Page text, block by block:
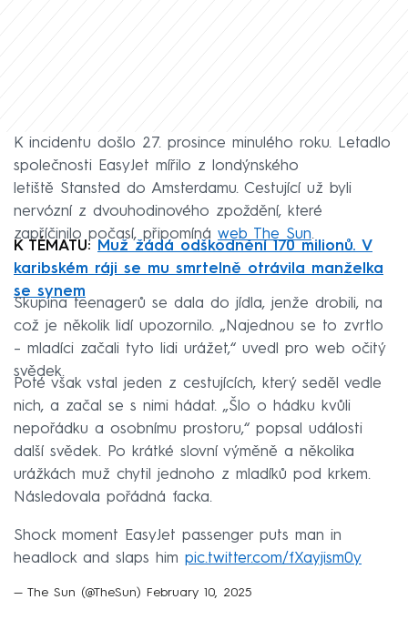
K incidentu došlo 27. prosince minulého roku. Letadlo
společnosti EasyJet mířilo z londýnského
letiště Stansted do Amsterdamu. Cestující už byli
nervózní z dvouhodinového zpoždění, které
zapříčinilo počasí, připomíná web The Sun.
K TÉMATU: Muž žádá odškodnění 170 milionů. V
karibském ráji se mu smrtelně otrávila manželka
se synem
Skupina teenagerů se dala do jídla, jenže drobili, na
což je několik lidí upozornilo. „Najednou se to zvrtlo
– mladíci začali tyto lidi urážet,“ uvedl pro web očitý
svědek.
Poté však vstal jeden z cestujících, který seděl vedle
nich, a začal se s nimi hádat. „Šlo o hádku kvůli
nepořádku a osobnímu prostoru,“ popsal události
další svědek. Po krátké slovní výměně a několika
urážkách muž chytil jednoho z mladíků pod krkem.
Následovala pořádná facka.
Shock moment EasyJet passenger puts man in
headlock and slaps him pic.twitter.com/fXayjism0y
— The Sun (@TheSun) February 10, 2025